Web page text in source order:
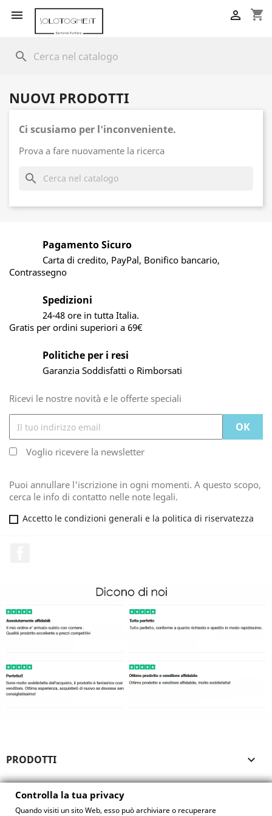
 shopping_cart

search
NUOVI PRODOTTI
Ci scusiamo per l'inconveniente.
Prova a fare nuovamente la ricerca
search
Pagamento Sicuro
Carta di credito, PayPal, Bonifico bancario,
Contrassegno
Spedizioni
24-48 ore in tutta Italia.
Gratis per ordini superiori a 69€
Politiche per i resi
Garanzia Soddisfatti o Rimborsati
Ricevi le nostre novità e le offerte speciali
Voglio ricevere la newsletter
Puoi annullare l'iscrizione in ogni momenti. A questo scopo,
cerca le info di contatto nelle note legali.
Accetto le condizioni generali e la politica di riservatezza
PRODOTTI 
LA NOSTRA AZIENDA
Controlla la tua privacy
Quando visiti un sito Web, esso può archiviare o recuperare